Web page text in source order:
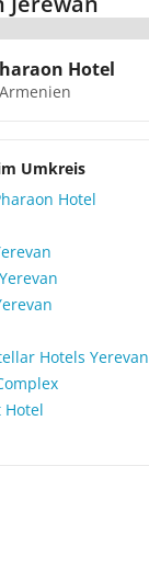
Hotel
Umkreis
Hotel
Hotels Yerevan
Hotel